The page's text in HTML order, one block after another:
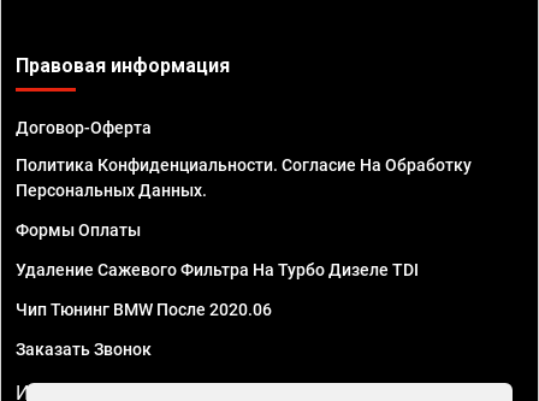
Правовая информация
Договор-Оферта
Политика Конфиденциальности. Согласие На Обработку
Персональных Данных.
Формы Оплаты
Удаление Сажевого Фильтра На Турбо Дизеле TDI
Чип Тюнинг BMW После 2020.06
Заказать Звонок
ИП Смирнов Георгий Павлович. ИНН 781302555843,